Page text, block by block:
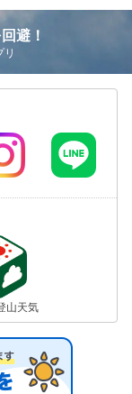
避！
山天気